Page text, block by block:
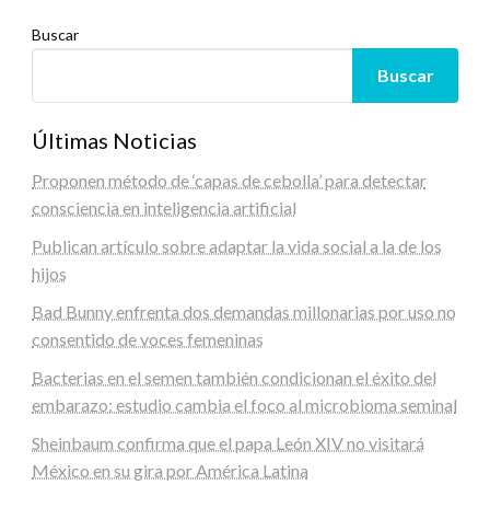
Buscar
Buscar
Últimas Noticias
Proponen método de ‘capas de cebolla’ para detectar
consciencia en inteligencia artificial
Publican artículo sobre adaptar la vida social a la de los
hijos
Bad Bunny enfrenta dos demandas millonarias por uso no
consentido de voces femeninas
Bacterias en el semen también condicionan el éxito del
embarazo: estudio cambia el foco al microbioma seminal
Sheinbaum confirma que el papa León XIV no visitará
México en su gira por América Latina